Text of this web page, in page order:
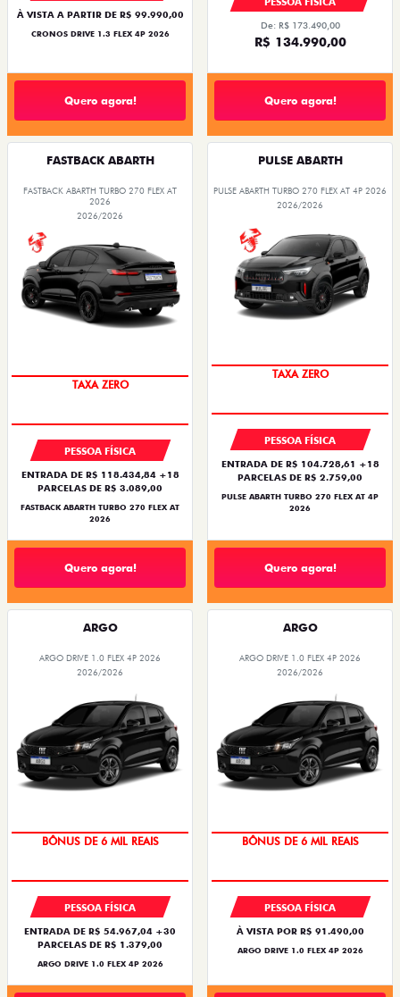
À VISTA A PARTIR DE R$ 99.990,00
CRONOS DRIVE 1.3 FLEX 4P 2026
Quero agora!
De: R$ 173.490,00
R$ 134.990,00
Quero agora!
FASTBACK ABARTH
FASTBACK ABARTH TURBO 270 FLEX AT
2026
2026/2026
TAXA ZERO
PESSOA FÍSICA
ENTRADA DE R$ 118.434,84 +18
PARCELAS DE R$ 3.089,00
FASTBACK ABARTH TURBO 270 FLEX AT
2026
Quero agora!
PULSE ABARTH
PULSE ABARTH TURBO 270 FLEX AT 4P 2026
2026/2026
TAXA ZERO
PESSOA FÍSICA
ENTRADA DE R$ 104.728,61 +18
PARCELAS DE R$ 2.759,00
PULSE ABARTH TURBO 270 FLEX AT 4P
2026
Quero agora!
ARGO
ARGO DRIVE 1.0 FLEX 4P 2026
2026/2026
BÔNUS DE 6 MIL REAIS
PESSOA FÍSICA
ENTRADA DE R$ 54.967,04 +30
PARCELAS DE R$ 1.379,00
ARGO DRIVE 1.0 FLEX 4P 2026
ARGO
ARGO DRIVE 1.0 FLEX 4P 2026
2026/2026
BÔNUS DE 6 MIL REAIS
PESSOA FÍSICA
À VISTA POR R$ 91.490,00
ARGO DRIVE 1.0 FLEX 4P 2026